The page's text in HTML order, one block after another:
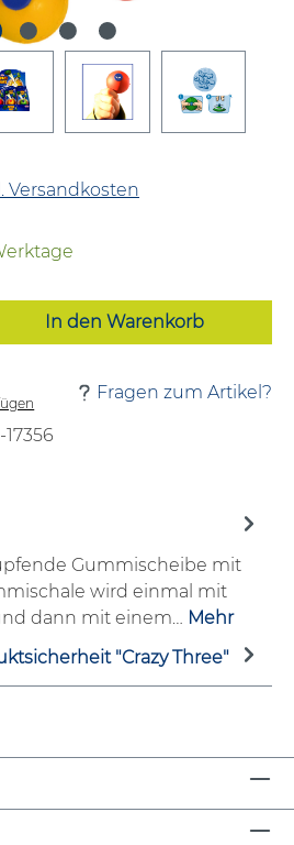
Versandkosten
Gib den
In den Warenkorb
Fragen zum Artikel?
17356
Gummischeibe mit
wird einmal mit
dann mit einem… Mehr
"Crazy Three"